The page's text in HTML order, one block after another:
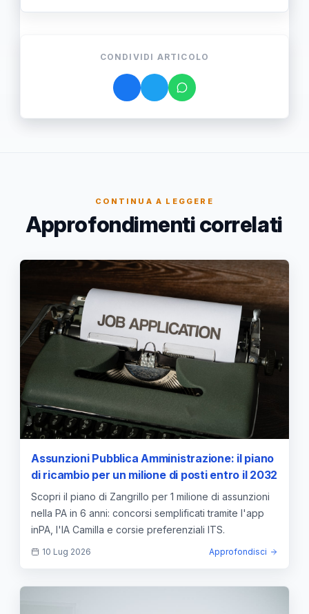
CONDIVIDI ARTICOLO
CONTINUA A LEGGERE
Approfondimenti correlati
Assunzioni Pubblica Amministrazione: il piano
di ricambio per un milione di posti entro il 2032
Scopri il piano di Zangrillo per 1 milione di assunzioni
nella PA in 6 anni: concorsi semplificati tramite l'app
inPA, l'IA Camilla e corsie preferenziali ITS.
10 Lug 2026 Approfondisci